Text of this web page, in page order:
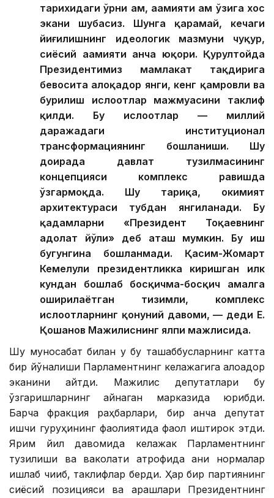
тарихидаги ўрни ҳам, аҳамияти ҳам ўзига хос
экани шубҳасиз. Шунга қарамай, кечаги
йиғилишнинг идеологик мазмуни чуқур,
сиёсий аҳамияти анча юқори. Қурултойда
Президентимиз мамлакат тақдирига
бевосита алоқадор янги, кенг қамровли ва
бурилиш ислоҳотлар мажмуасини таклиф
қилди. Бу ислоҳотлар — миллий
даражадаги институционал
трансформациянинг бошланиши. Шу
доирада давлат тузилмасининг
концепцияси комплекс равишда
ўзгармоқда. Шу тариқа, ҳокимият
архитектураси тубдан янгиланади. Бу
қадамларни «Президент Тоқаевнинг
адолат йўли» деб аташ мумкин. Бу иш
бугунгина бошланмади. Қасим-Жомарт
Кемелули президентликка киришган илк
кундан бошлаб босқичма-босқич амалга
оширилаётган тизимли, комплекс
ислоҳотларнинг қонуний давоми, — деди Е.
Қошанов Мажилиснинг ялпи мажлисида.
Шу муносабат билан у бу ташаббусларнинг катта
бир йўналиши Парламентнинг келажагига алоқадор
эканини айтди. Мажилис депутатлари бу
ўзгаришларнинг қайнаган марказида юрибди.
Барча фракция раҳбарлари, бир қанча депутат
ишчи гуруҳининг фаолиятида фаол иштирок этди.
Ярим йил давомида келажак Парламентнинг
тузилиши ва ваколати атрофида аниқ нормалар
ишлаб чиқиб, таклифлар берди. Ҳар бир партиянинг
сиёсий позицияси ва қарашлари Президентнинг